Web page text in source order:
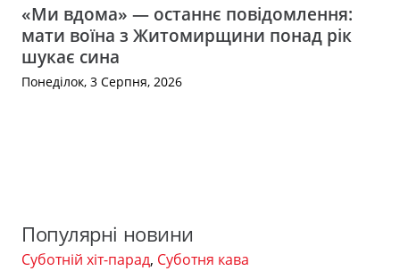
«Ми вдома» — останнє повідомлення:
мати воїна з Житомирщини понад рік
шукає сина
Понеділок, 3 Серпня, 2026
Популярні новини
Суботній хіт-парад, Суботня кава